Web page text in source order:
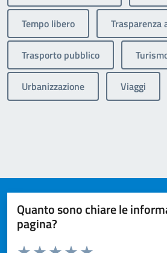
Tempo libero
Trasporto pubblico
Urbanizzazione Viaggi
Quanto sono chiare le
pagina?
Valuta da 1 a 5 stelle la pagina